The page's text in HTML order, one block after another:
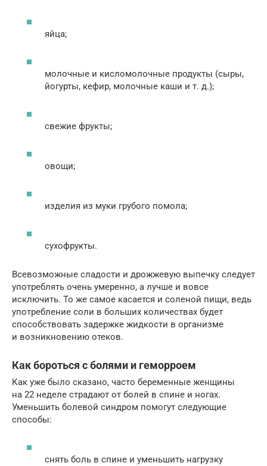
яйца;
молочные и кисломолочные продукты (сыры,
йогурты, кефир, молочные каши и т. д.);
свежие фрукты;
овощи;
изделия из муки грубого помола;
сухофрукты.
Всевозможные сладости и дрожжевую выпечку следует
употреблять очень умеренно, а лучше и вовсе
исключить. То же самое касается и соленой пищи, ведь
употребление соли в больших количествах будет
способствовать задержке жидкости в организме
и возникновению отеков.
Как бороться с болями и геморроем
Как уже было сказано, часто беременные женщины
на 22 неделе страдают от болей в спине и ногах.
Уменьшить болевой синдром помогут следующие
способы:
снять боль в спине и уменьшить нагрузку